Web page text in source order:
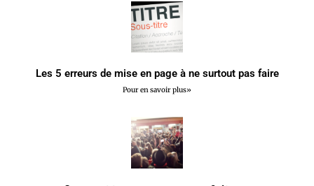
Les 5 erreurs de mise en page à ne surtout pas faire
Pour en savoir plus»